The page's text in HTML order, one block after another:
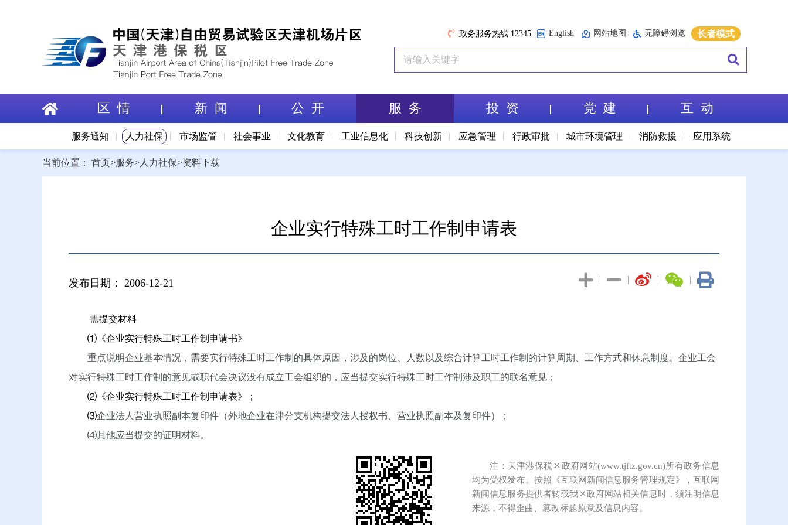
政务服务热线 12345 English 网站地图 无障碍浏览 长者模式
区 情 新 闻 公 开 服 务
服务通知 人力社保 市场监管 社会事业 文化教育 工业信息化 科技创新 应急管理 行政审批 城市环境管理 消防救援 应用系统
投 资 党 建 互 动
当前位置： 首页>服务> 人力社保>资料下载
企业实行特殊工时工作制申请表
发布日期： 2006-12-21 |
|
|
|
需提交材料
⑴《企业实行特殊工时工作制申请书》
重点说明企业基本情况，需要实行特殊工时工作制的具体原因，涉及的岗位、人数以及综合计算工时工作制的计算周期、工作方式和休息制度。企业工会
对实行特殊工时工作制的意见或职代会决议没有成立工会组织的，应当提交实行特殊工时工作制涉及职工的联名意见；
⑵《企业实行特殊工时工作制申请表》；
⑶企业法人营业执照副本复印件（外地企业在津分支机构提交法人授权书、营业执照副本及复印件）；
⑷其他应当提交的证明材料。
注：天津港保税区政府网站(www.tjftz.gov.cn)所有政务信息
均为受权发布。按照《互联网新闻信息服务管理规定》，互联网
新闻信息服务提供者转载我区政府网站相关信息时，须注明信息
来源，不得歪曲、篡改标题原意及信息内容。